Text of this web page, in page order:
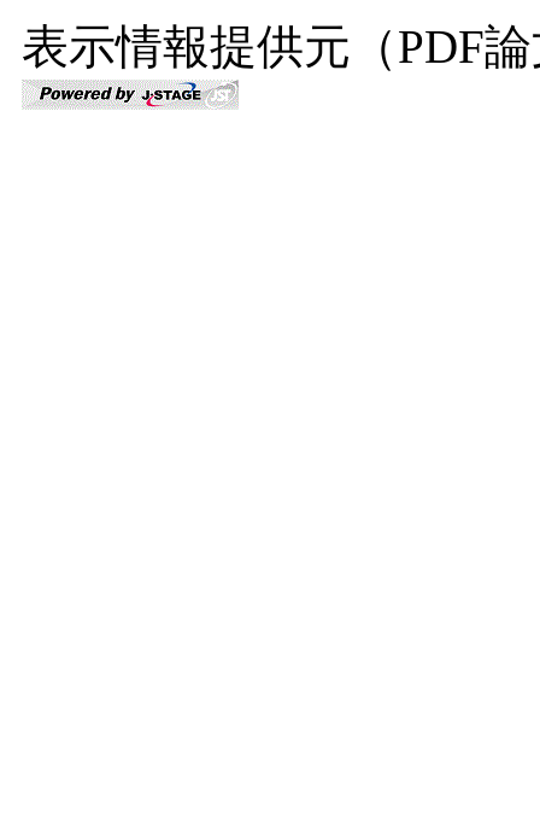
表示情報提供元（PDF